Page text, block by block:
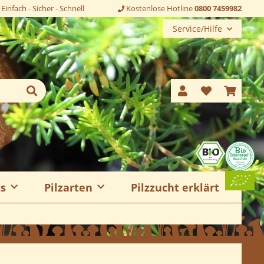
Einfach - Sicher - Schnell Kostenlose Hotline0800 7459982
Service/Hilfe
Pilzarten Pilzzucht erklärt